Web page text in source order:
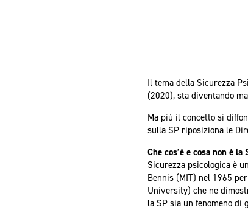
Il tema della Sicurezza
(2020), sta diventando
Ma più il concetto si
sulla SP riposiziona le
Che cos’è e cosa non è la
Sicurezza psicologica è
Bennis (MIT) nel 1965
University) che ne
la SP sia un fenomeno